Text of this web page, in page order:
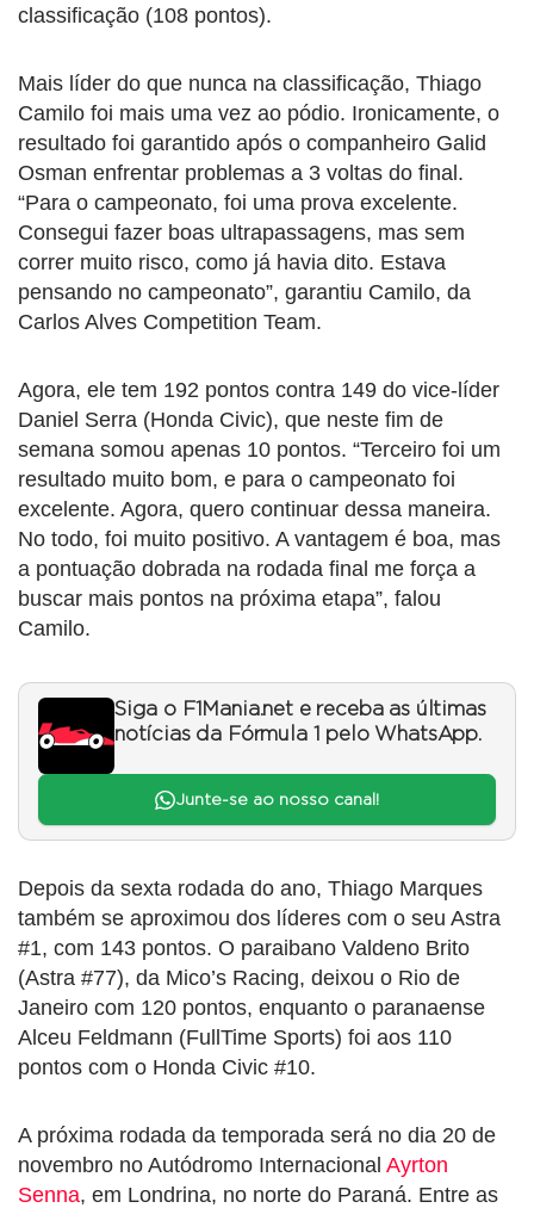
classificação (108 pontos).
Mais líder do que nunca na classificação, Thiago
Camilo foi mais uma vez ao pódio. Ironicamente, o
resultado foi garantido após o companheiro Galid
Osman enfrentar problemas a 3 voltas do final.
“Para o campeonato, foi uma prova excelente.
Consegui fazer boas ultrapassagens, mas sem
correr muito risco, como já havia dito. Estava
pensando no campeonato”, garantiu Camilo, da
Carlos Alves Competition Team.
Agora, ele tem 192 pontos contra 149 do vice-líder
Daniel Serra (Honda Civic), que neste fim de
semana somou apenas 10 pontos. “Terceiro foi um
resultado muito bom, e para o campeonato foi
excelente. Agora, quero continuar dessa maneira.
No todo, foi muito positivo. A vantagem é boa, mas
a pontuação dobrada na rodada final me força a
buscar mais pontos na próxima etapa”, falou
Camilo.
Siga o F1Mania.net e receba as últimas
notícias da Fórmula 1 pelo WhatsApp.
Junte-se ao nosso canal!
Depois da sexta rodada do ano, Thiago Marques
também se aproximou dos líderes com o seu Astra
#1, com 143 pontos. O paraibano Valdeno Brito
(Astra #77), da Mico’s Racing, deixou o Rio de
Janeiro com 120 pontos, enquanto o paranaense
Alceu Feldmann (FullTime Sports) foi aos 110
pontos com o Honda Civic #10.
A próxima rodada da temporada será no dia 20 de
novembro no Autódromo Internacional Ayrton
Senna, em Londrina, no norte do Paraná. Entre as